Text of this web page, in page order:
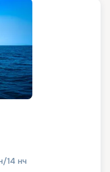
/14 нч